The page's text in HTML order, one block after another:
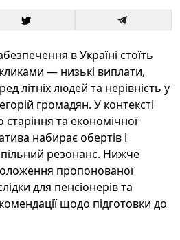
в Україні стоїть
— низькі виплати,
літніх людей та нерівність у
громадян. У контексті
та економічної
набирає обертів і
резонанс. Нижче
пропонованої
для пенсіонерів та
щодо підготовки до